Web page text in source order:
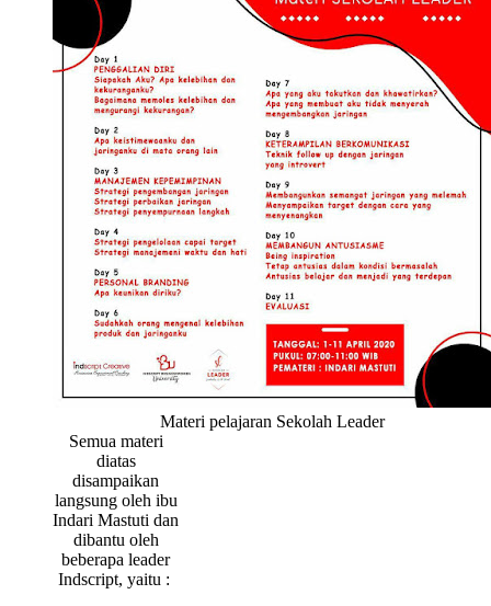
Materi pelajaran Sekolah Leader
Semua materi
diatas
disampaikan
langsung oleh ibu
Indari Mastuti dan
dibantu oleh
beberapa leader
Indscript, yaitu :